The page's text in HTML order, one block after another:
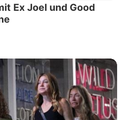
Ex Joel und Good